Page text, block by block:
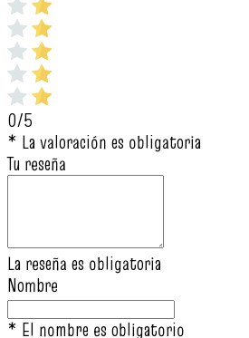
0/5
* La valoración es obligatoria
Tu reseña
La reseña es obligatoria
Nombre
* El nombre es obligatorio